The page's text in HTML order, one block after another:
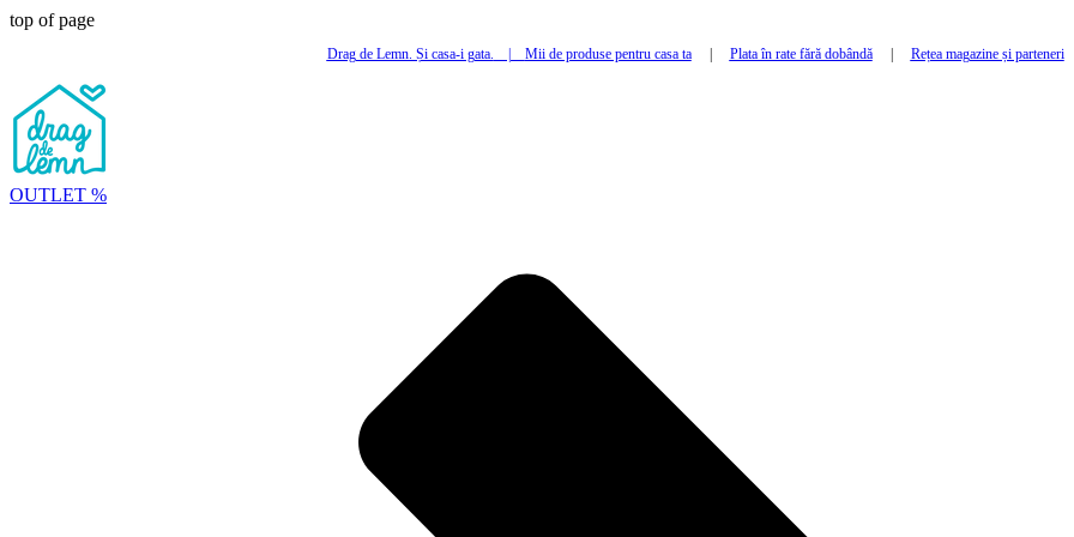
top of page
Drag de Lemn. Și casa-i gata. Mii de produse pentru casa ta| Plata în rate fără dobândă| Rețea magazine și parteneri
OUTLET %